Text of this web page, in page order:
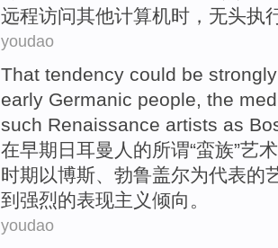
远程访问其他计算机时，无头执
youdao
That tendency could be strongly
early Germanic people, the
such Renaissance artists as
在早期 日耳曼人 的所谓“蛮族”艺术
时期 以博斯、勃鲁盖尔为代表的
到 强烈的表现主义倾向。
youdao